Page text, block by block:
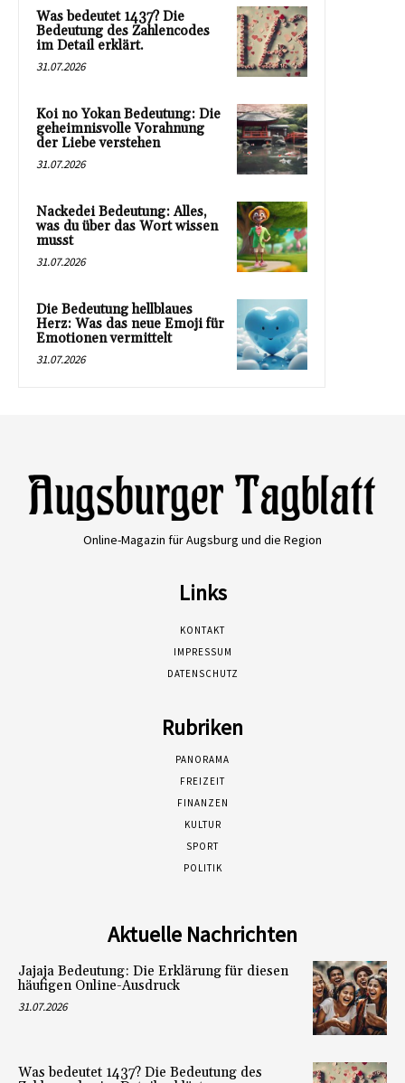
Was bedeutet 1437? Die
Bedeutung des Zahlencodes
im Detail erklärt.
31.07.2026
Koi no Yokan Bedeutung: Die
geheimnisvolle Vorahnung
der Liebe verstehen
31.07.2026
Nackedei Bedeutung: Alles,
was du über das Wort wissen
musst
31.07.2026
Die Bedeutung hellblaues
Herz: Was das neue Emoji für
Emotionen vermittelt
31.07.2026
Online-Magazin für Augsburg und die Region
Links
KONTAKT
IMPRESSUM
DATENSCHUTZ
Rubriken
PANORAMA
FREIZEIT
FINANZEN
KULTUR
SPORT
POLITIK
Aktuelle Nachrichten
Jajaja Bedeutung: Die Erklärung für diesen
häufigen Online-Ausdruck
31.07.2026
Was bedeutet 1437? Die Bedeutung des